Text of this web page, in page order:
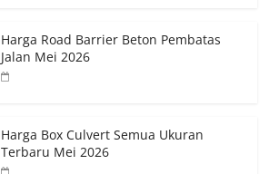
Harga Road Barrier Beton Pembatas
Jalan Mei 2026
Harga Box Culvert Semua Ukuran
Terbaru Mei 2026